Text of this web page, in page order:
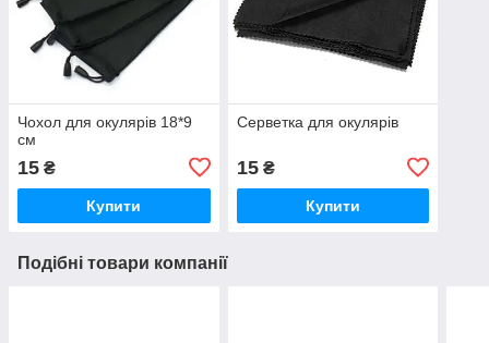
Чохол для окулярів 18*9
см
15 ₴
Купити
Серветка для окулярів
15₴
Купити
Подібні товари компанії